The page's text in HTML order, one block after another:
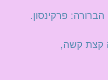
פרקינסון.
קצת קשה,